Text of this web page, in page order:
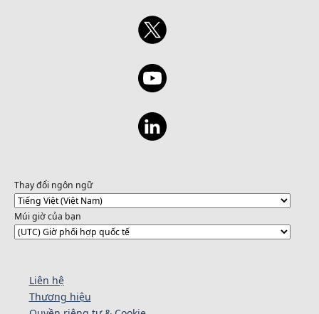
Thay đổi ngôn ngữ
Múi giờ của bạn
Liên hệ
Thương hiệu